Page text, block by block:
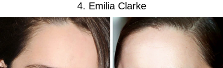
4. Emilia Clarke